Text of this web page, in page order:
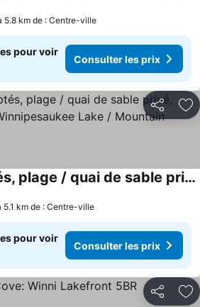
5.8 km de : Centre-ville
pour voir
Consulter les prix
Partager
Animaux acceptés, plage / quai de sable privé, Spectaculaire Winnipesaukee Lake / Mountain
5.1 km de : Centre-ville
pour voir
Consulter les prix
Partager